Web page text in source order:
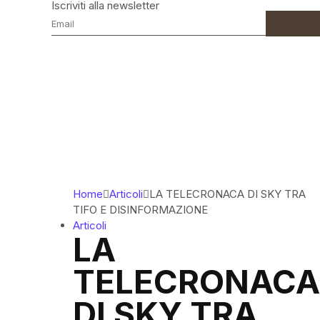
Iscriviti alla newsletter
Home Articoli LA TELECRONACA DI SKY TRA
TIFO E DISINFORMAZIONE
Articoli
LA
TELECRONACA